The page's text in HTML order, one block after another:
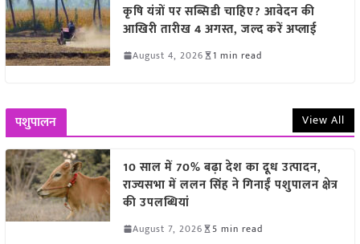
कृषि यंत्रों पर सब्सिडी चाहिए? आवेदन की
आखिरी तारीख 4 अगस्त, जल्द करें अप्लाई
August 4, 2026 1 min read
पशुपालन View All
10 साल में 70% बढ़ा देश का दूध उत्पादन,
राज्यसभा में ललन सिंह ने गिनाईं पशुपालन क्षेत्र
की उपलब्धियां
August 7, 2026 5 min read